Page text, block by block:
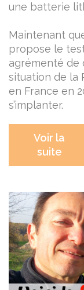
une batterie
Maintenant
propose le
agrémenté de
situation de la
en France en
s’implanter.
Voir la
suite